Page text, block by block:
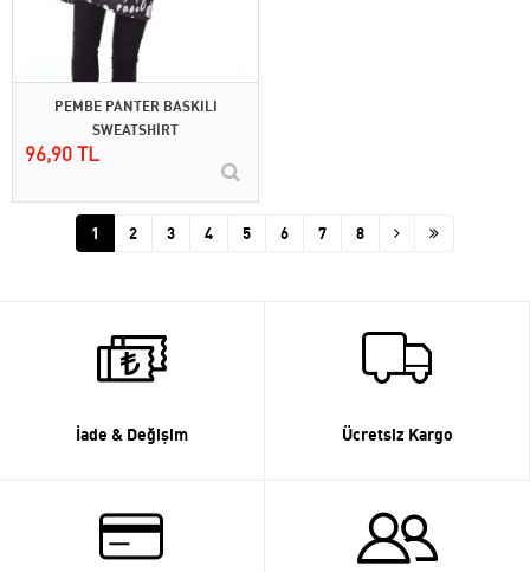
PEMBE PANTER BASKILI
SWEATSHİRT
96,90 TL
1 2 3 4 5 6 7 8
İade & Değişim Ücretsiz Kargo